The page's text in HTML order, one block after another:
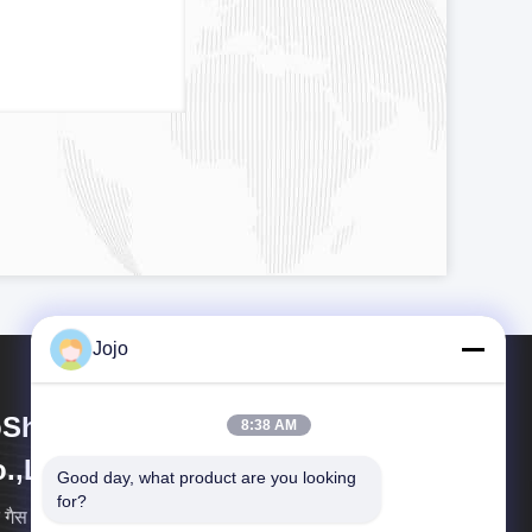
Energy & Technology
गैस उपकरण उद्योग में एक अग्रणी वैश्विक एकीकृत उद्यम है।
Jojo
8:38 AM
Good day, what product are you looking
for?